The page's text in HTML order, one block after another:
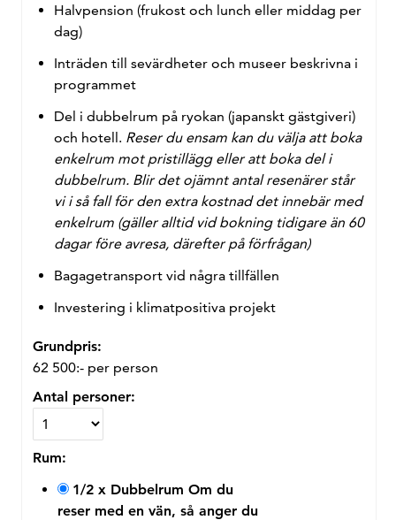
Halvpension (frukost och lunch eller middag per
dag)
Inträden till sevärdheter och museer beskrivna i
programmet
Del i dubbelrum på ryokan (japanskt gästgiveri)
och hotell. Reser du ensam kan du välja att boka
enkelrum mot pristillägg eller att boka del i
dubbelrum. Blir det ojämnt antal resenärer står
vi i så fall för den extra kostnad det innebär med
enkelrum (gäller alltid vid bokning tidigare än 60
dagar före avresa, därefter på förfrågan)
Bagagetransport vid några tillfällen
Investering i klimatpositiva projekt
Grundpris:
62 500:- per person
Antal personer:
Rum:
1/2 x Dubbelrum Om du
reser med en vän, så anger du